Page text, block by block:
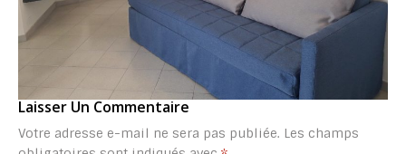
Laisser Un Commentaire
Votre adresse e-mail ne sera pas publiée. Les champs